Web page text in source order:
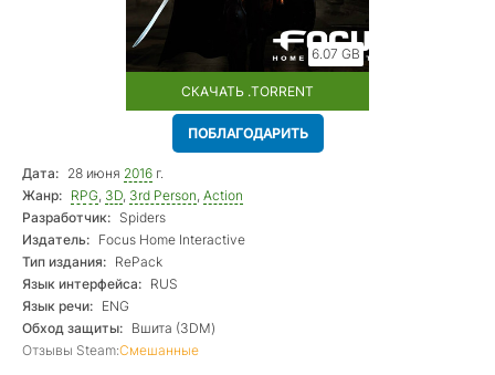
6.07 GB
СКАЧАТЬ .TORRENT
ПОБЛАГОДАРИТЬ
Дата: 28 июня 2016 г.
Жанр: RPG, 3D, 3rd Person, Action
Разработчик: Spiders
Издатель: Focus Home Interactive
Тип издания: RePack
Язык интерфейса: RUS
Язык речи: ENG
Обход защиты: Вшита (3DM)
Отзывы Steam:Смешанные